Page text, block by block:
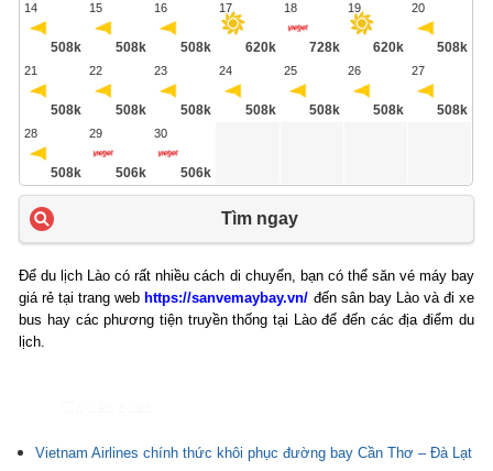
14
508k
15
508k
16
508k
17
620k
18
728k
19
620k
20
508k
21
508k
22
508k
23
508k
24
508k
25
508k
26
508k
27
508k
28
508k
29
506k
30
506k
Tìm ngay
Để du lịch Lào có rất nhiều cách di chuyển, bạn có thể săn vé máy bay
giá rẻ tại trang web https://sanvemaybay.vn/ đến sân bay Lào và đi xe
bus hay các phương tiện truyền thống tại Lào để đến các địa điểm du
lịch.
Vietnam Airlines chính thức khôi phục đường bay Cần Thơ – Đà Lạt